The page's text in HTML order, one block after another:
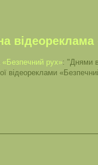
відеореклама
рух»: "Днями в
відеореклами